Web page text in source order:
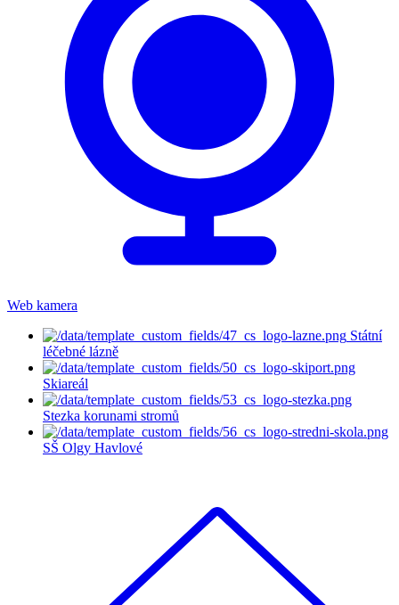
Web kamera
Státní
léčebné lázně
Skiareál
Stezka korunami stromů
SŠ Olgy Havlové